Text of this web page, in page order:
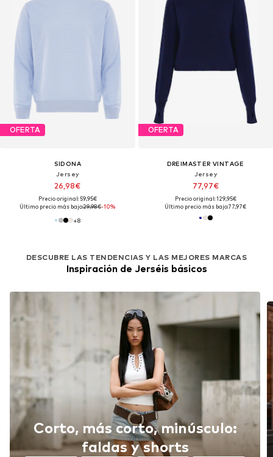
OFERTA
SIDONA
Jersey
26,98€
Precio original: 59,95€
Último precio más bajo:29,98€-10%
+8
DESCUBRE LAS TENDENCIAS Y LAS MEJORES MARCAS
Inspiración de Jerséis básicos
Corto, más corto, minúsculo:
faldas y shorts
OFERTA
DREIMASTER VINTAGE
Jersey
77,97€
Precio original: 129,95€
Último precio más bajo:77,97€